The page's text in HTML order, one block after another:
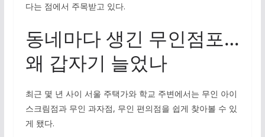
다는 점에서 주목받고 있다.
동네마다 생긴 무인점포…
왜 갑자기 늘었나
최근 몇 년 사이 서울 주택가와 학교 주변에서는 무인 아이
스크림점과 무인 과자점, 무인 편의점을 쉽게 찾아볼 수 있
게 됐다.